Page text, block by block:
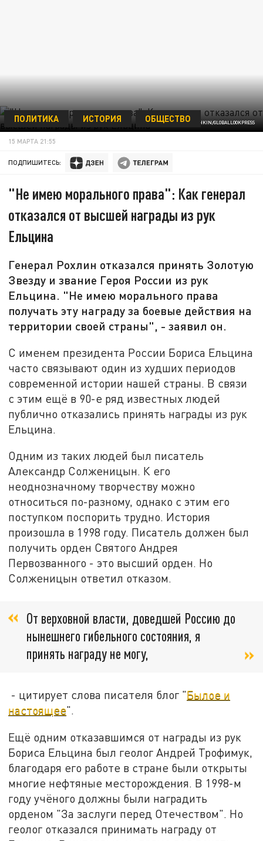
ФОТО: ANTON KAVASHKIN/GLOBALLOOKPRESS
ПОЛИТИКА ИСТОРИЯ ОБЩЕСТВО
15 МАРТА 21:55
ПОДПИШИТЕСЬ:
"Не имею морального права": Как генерал
отказался от высшей награды из рук
Ельцина
Генерал Рохлин отказался принять Золотую
Звезду и звание Героя России из рук
Ельцина. "Не имею морального права
получать эту награду за боевые действия на
территории своей страны", - заявил он.
С именем президента России Бориса Ельцина
часто связывают один из худших периодов
современной истории нашей страны. В связи
с этим ещё в 90-е ряд известных людей
публично отказались принять награды из рук
Ельцина.
Одним из таких людей был писатель
Александр Солженицын. К его
неоднозначному творчеству можно
относиться по-разному, однако с этим его
поступком поспорить трудно. История
произошла в 1998 году. Писатель должен был
получить орден Святого Андрея
Первозванного - это высший орден. Но
Солженицын ответил отказом.
От верховной власти, доведшей Россию до
нынешнего гибельного состояния, я
принять награду не могу,
- цитирует слова писателя блог "Былое и
настоящее".
Ещё одним отказавшимся от награды из рук
Бориса Ельцина был геолог Андрей Трофимук,
благодаря его работе в стране были открыты
многие нефтяные месторождения. В 1998-м
году учёного должны были наградить
орденом "За заслуги перед Отечеством". Но
геолог отказался принимать награду от